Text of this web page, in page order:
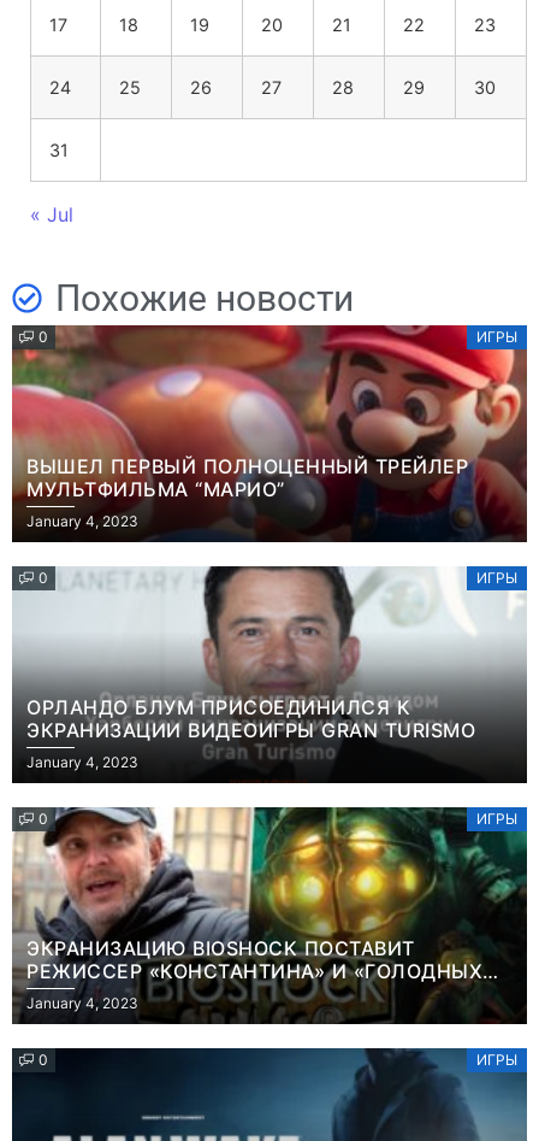
17 18 19 20 21 22 23
24 25 26 27 28 29 30
31
« Jul
Похожие новости
0 ИГРЫ
ВЫШЕЛ ПЕРВЫЙ ПОЛНОЦЕННЫЙ ТРЕЙЛЕР
МУЛЬТФИЛЬМА “МАРИО”
January 4, 2023
0 ИГРЫ
ОРЛАНДО БЛУМ ПРИСОЕДИНИЛСЯ К
ЭКРАНИЗАЦИИ ВИДЕОИГРЫ GRAN TURISMO
January 4, 2023
0 ИГРЫ
ЭКРАНИЗАЦИЮ BIOSHOCK ПОСТАВИТ
РЕЖИССЕР «КОНСТАНТИНА» И «ГОЛОДНЫХ
ИГР»
January 4, 2023
0 ИГРЫ